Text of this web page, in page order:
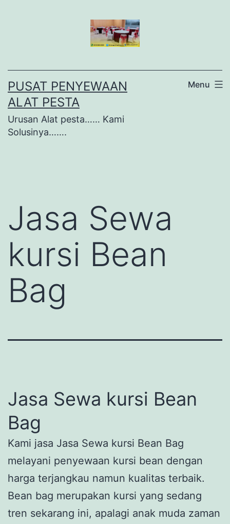
PUSAT PENYEWAAN
ALAT PESTA
Urusan Alat pesta…… Kami
Solusinya…….
Menu
Jasa Sewa
kursi Bean
Bag
Jasa Sewa kursi Bean
Bag
Kami jasa Jasa Sewa kursi Bean Bag
melayani penyewaan kursi bean dengan
harga terjangkau namun kualitas terbaik.
Bean bag merupakan kursi yang sedang
tren sekarang ini, apalagi anak muda zaman